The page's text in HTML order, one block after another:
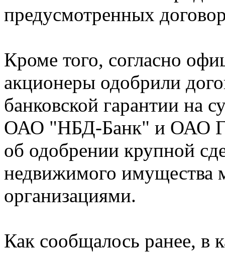
предусмотренных
Кроме того, согласно
акционеры одобрили
банковской гарантии на
ОАО "НБД-Банк" и ОАО
об одобрении крупной
недвижимого
организациями.
Как сообщалось ранее, в